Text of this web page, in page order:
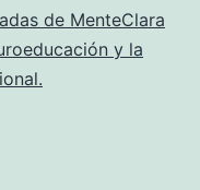
de MenteClara
y la